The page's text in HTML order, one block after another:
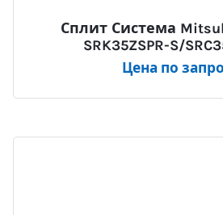
Сплит Система
SRK35ZSPR-S/
Цена по